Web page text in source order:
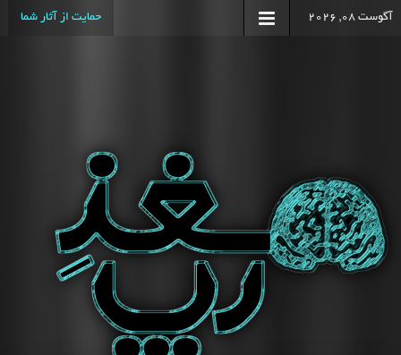
آگوست 08, 2026 حمایت از آثار شما